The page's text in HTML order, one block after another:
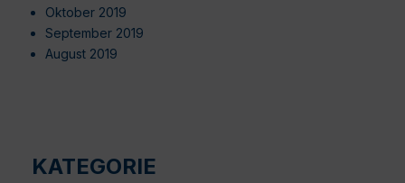
Oktober 2019
September 2019
August 2019
KATEGORIE